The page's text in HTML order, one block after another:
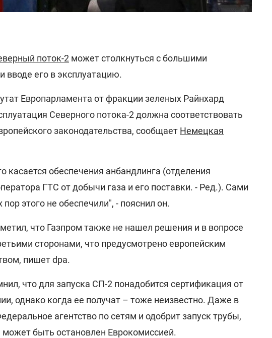
поток-2 может столкнуться с большими
вводе его в эксплуатацию.
Европарламента от фракции зеленых Райнхард
Северного потока-2 должна соответствовать
законодательства, сообщает Немецкая
касается обеспечения анбандлинга (отделения
ГТС от добычи газа и его поставки. - Ред.). Сами
пор этого не обеспечили", - пояснил он.
что Газпром также не нашел решения и в вопросе
сторонами, что предусмотрено европейским
пишет dpa.
что для запуска СП-2 понадобится сертификация от
однако когда ее получат – тоже неизвестно. Даже в
агентство по сетям и одобрит запуск трубы,
может быть остановлен Еврокомиссией.